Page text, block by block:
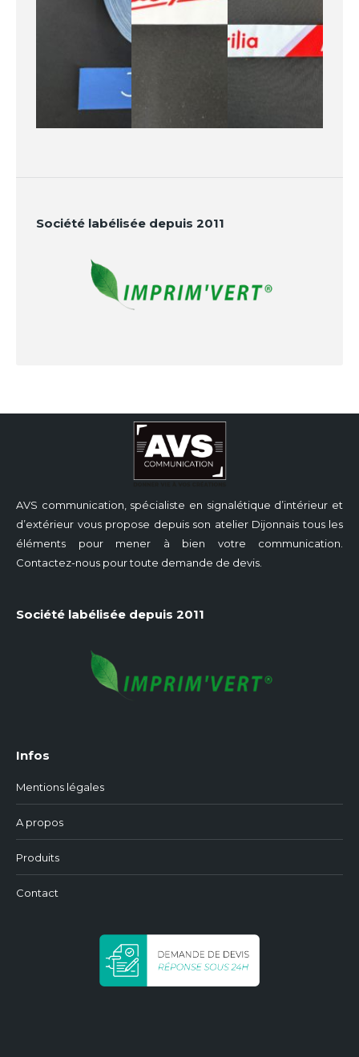
Société labélisée depuis 2011
AVS communication, spécialiste en signalétique d’intérieur et
d’extérieur vous propose depuis son atelier Dijonnais tous les
éléments pour mener à bien votre communication.
Contactez-nous pour toute demande de devis.
Société labélisée depuis 2011
Infos
Mentions légales
A propos
Produits
Contact